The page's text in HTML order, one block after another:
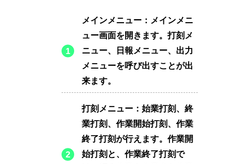
メインメニュー：メインメニ
ュー画面を開きます。打刻メ
ニュー、日報メニュー、出力
メニューを呼び出すことが出
来ます。
打刻メニュー：始業打刻、終
業打刻、作業開始打刻、作業
終了打刻が行えます。作業開
始打刻と、作業終了打刻で